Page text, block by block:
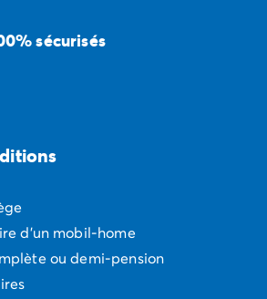
sécurisés
d'un mobil-home
ou demi-pension